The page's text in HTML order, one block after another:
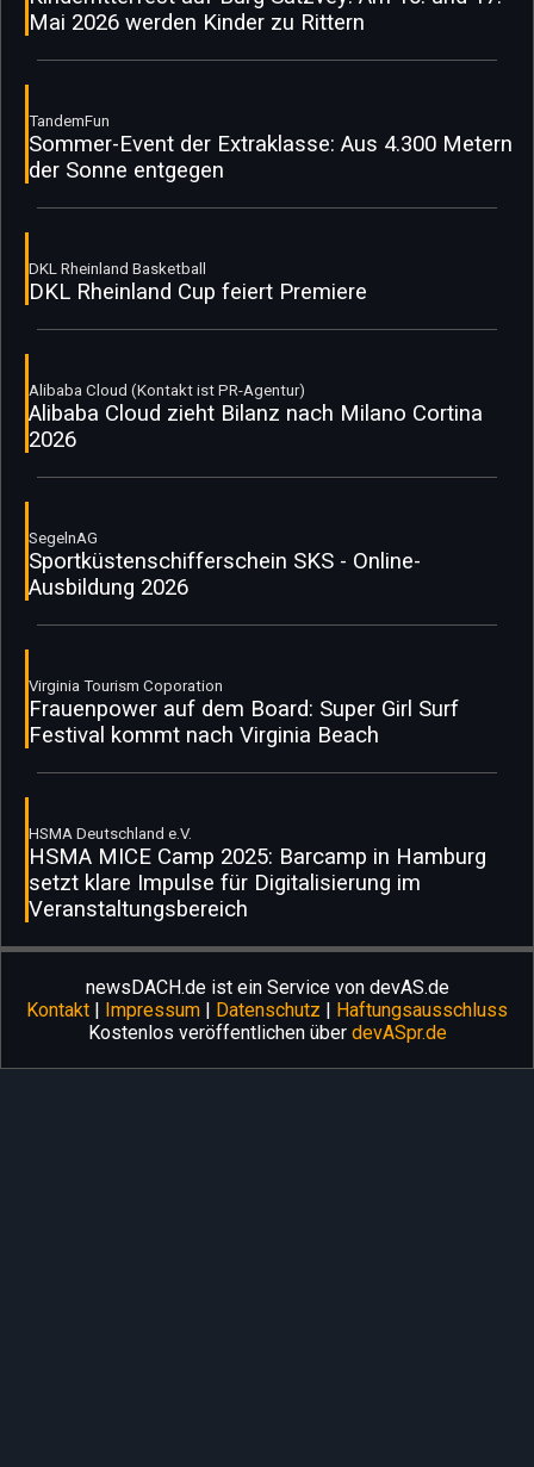
Mai 2026 werden Kinder zu Rittern
TandemFun
Sommer-Event der Extraklasse: Aus 4.300 Metern
der Sonne entgegen
DKL Rheinland Basketball
DKL Rheinland Cup feiert Premiere
Alibaba Cloud (Kontakt ist PR-Agentur)
Alibaba Cloud zieht Bilanz nach Milano Cortina
2026
SegelnAG
Sportküstenschifferschein SKS - Online-
Ausbildung 2026
Virginia Tourism Coporation
Frauenpower auf dem Board: Super Girl Surf
Festival kommt nach Virginia Beach
HSMA Deutschland e.V.
HSMA MICE Camp 2025: Barcamp in Hamburg
setzt klare Impulse für Digitalisierung im
Veranstaltungsbereich
newsDACH.de ist ein Service von devAS.de
Kontakt | Impressum | Datenschutz | Haftungsausschluss
Kostenlos veröffentlichen über devASpr.de